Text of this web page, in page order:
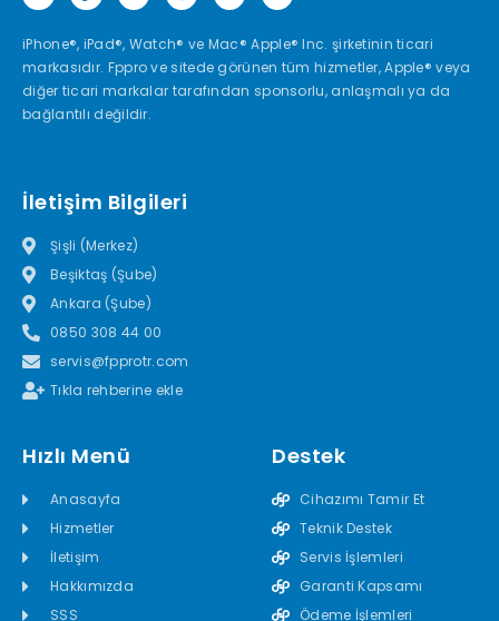
iPhone®, iPad®, Watch® ve Mac® Apple® Inc. şirketinin ticari
markasıdır. Fppro ve sitede görünen tüm hizmetler, Apple® veya
diğer ticari markalar tarafından sponsorlu, anlaşmalı ya da
bağlantılı değildir.
İletişim Bilgileri
Şişli (Merkez)
Beşiktaş (Şube)
Ankara (Şube)
0850 308 44 00
servis@fpprotr.com
Tıkla rehberine ekle
Hızlı Menü
Anasayfa
Hizmetler
İletişim
Hakkımızda
SSS
Destek
Cihazımı Tamir Et
Teknik Destek
Servis İşlemleri
Garanti Kapsamı
Ödeme İşlemleri